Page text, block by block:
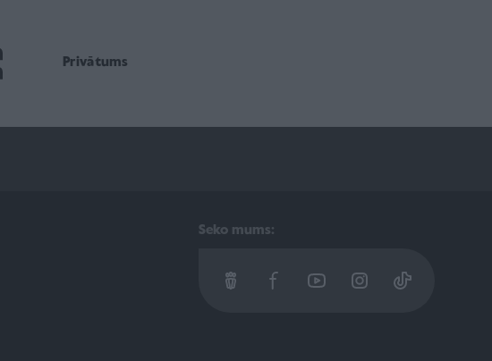
Privātums
Seko mums: